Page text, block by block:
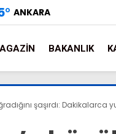
° ANKARA
BAKANLIK
şaşırdı: Dakikalarca